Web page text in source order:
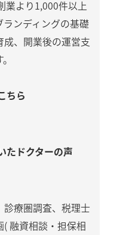
業より1,000件以上
ンディングの基礎
、開業後の運営支
ちら
たドクターの声
療圏調査、税理士
融資相談・担保相